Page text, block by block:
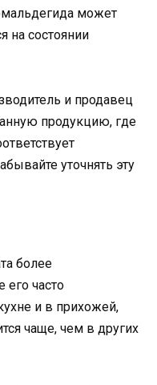
может
на состоянии
и продавец
продукцию, где
уточнять эту
более
его часто
и в прихожей,
чаще, чем в других